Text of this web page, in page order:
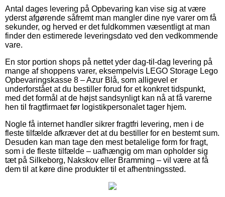
Antal dages levering på Opbevaring kan vise sig at være
yderst afgørende såfremt man mangler dine nye varer om få
sekunder, og herved er det fuldkommen væsentligt at man
finder den estimerede leveringsdato ved den vedkommende
vare.
En stor portion shops på nettet yder dag-til-dag levering på
mange af shoppens varer, eksempelvis LEGO Storage Lego
Opbevaringskasse 8 – Azur Blå, som alligevel er
underforstået at du bestiller forud for et konkret tidspunkt,
med det formål at de højst sandsynligt kan nå at få varerne
hen til fragtfirmaet før logistikpersonalet tager hjem.
Nogle få internet handler sikrer fragtfri levering, men i de
fleste tilfælde afkræver det at du bestiller for en bestemt sum.
Desuden kan man tage den mest betalelige form for fragt,
som i de fleste tilfælde – uafhængig om man opholder sig
tæt på Silkeborg, Nakskov eller Bramming – vil være at få
dem til at køre dine produkter til et afhentningssted.